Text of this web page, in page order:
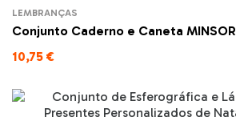
LEMBRANÇAS
Conjunto Caderno e Caneta MINSOR
10,75 €